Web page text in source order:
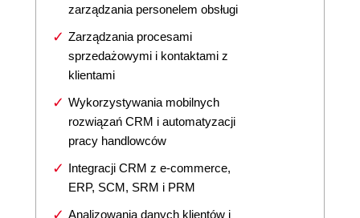
zarządzania personelem obsługi
Zarządzania procesami
sprzedażowymi i kontaktami z
klientami
Wykorzystywania mobilnych
rozwiązań CRM i automatyzacji
pracy handlowców
Integracji CRM z e-commerce,
ERP, SCM, SRM i PRM
Analizowania danych klientów i